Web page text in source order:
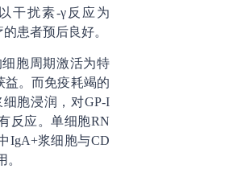
干扰素-γ反应为
患者预后良好。
胞周期激活为特
益。而免疫耗竭的
胞浸润，对GP-I
反应。单细胞RN
IgA+浆细胞与CD
。